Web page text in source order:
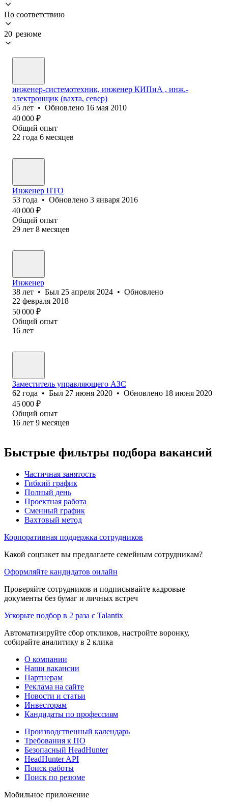
По соответствию
20 резюме
инженер-системотехник, инженер КИПиА , инж.-
электронщик (вахта, север)
45 лет • Обновлено 16 мая 2010
40 000 ₽
Общий опыт
22 года 6 месяцев
Инженер ПТО
53 года • Обновлено 3 января 2016
40 000 ₽
Общий опыт
29 лет 8 месяцев
Инженер
38 лет • Был 25 апреля 2024 • Обновлено
22 февраля 2018
50 000 ₽
Общий опыт
16 лет
Заместитель управляющего АЗС
62 года • Был 27 июня 2020 • Обновлено 18 июня 2020
45 000 ₽
Общий опыт
16 лет 9 месяцев
Быстрые фильтры подбора вакансий
Частичная занятость
Гибкий график
Полный день
Проектная работа
Сменный график
Вахтовый метод
Корпоративная поддержка сотрудников
Какой соцпакет вы предлагаете семейным сотрудникам?
Оформляйте кандидатов онлайн
Проверяйте сотрудников и подписывайте кадровые
документы без бумаг и личных встреч
Ускорьте подбор в 2 раза с Talantix
Автоматизируйте сбор откликов, настройте воронку,
собирайте аналитику в 2 клика
О компании
Наши вакансии
Партнерам
Реклама на сайте
Новости и статьи
Инвесторам
Кандидаты по профессиям
Производственный календарь
Требования к ПО
Безопасный HeadHunter
HeadHunter API
Поиск работы
Поиск по резюме
Мобильное приложение